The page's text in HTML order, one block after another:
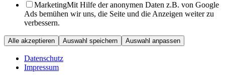
MarketingMit Hilfe der anonymen Daten z.B. von Google
Ads bemühen wir uns, die Seite und die Anzeigen weiter zu
verbessern.
Alle akzeptieren Auswahl speichern Auswahl anpassen
Datenschutz
Impressum